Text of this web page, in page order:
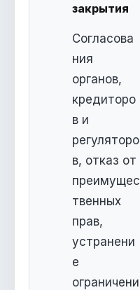
закрытия
Согласова
ния
органов,
кредиторо
в и
регуляторо
в, отказ от
преимущес
твенных
прав,
устранени
е
ограничени